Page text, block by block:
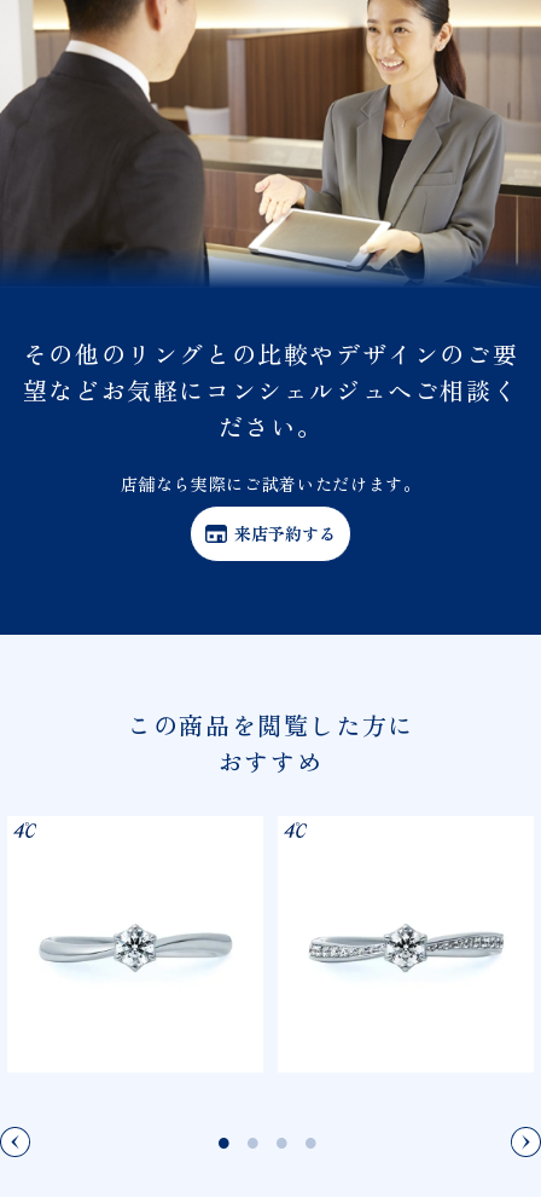
その他のリングとの比較やデザインのご要
望などお気軽にコンシェルジュへご相談く
ださい。
店舗なら実際にご試着いただけます。
来店予約する
この商品を閲覧した方に
おすすめ